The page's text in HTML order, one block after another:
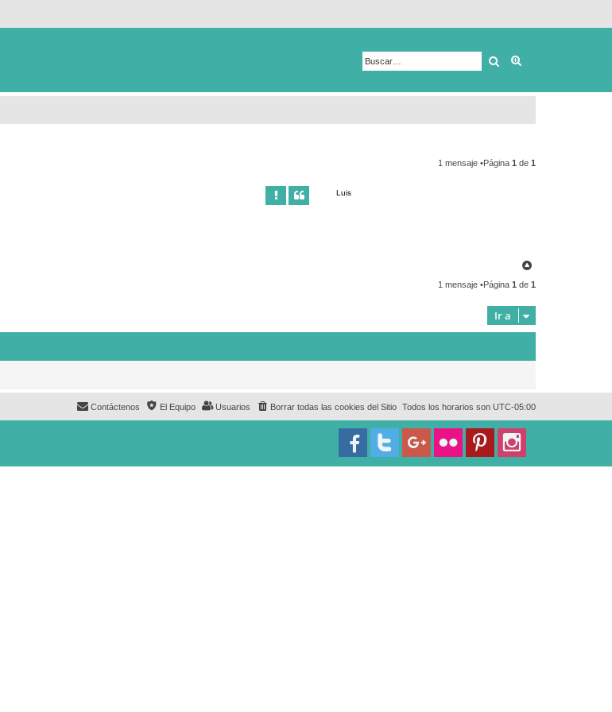
Buscar
1 mensaje •Página 1 de 1
Luis
r
b
1 mensaje •Página 1 de 1
Ir a
Todos los horarios son UTC-05:00
Borrar todas las cookies del Sitio
Usuarios
El Equipo
Contáctenos